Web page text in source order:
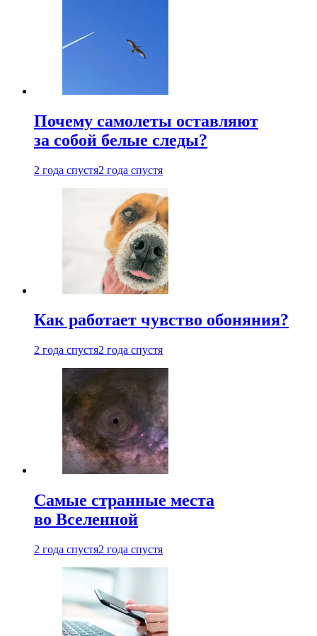
Почему самолеты оставляют
за собой белые следы?
2 года спустя2 года спустя
Как работает чувство обоняния?
2 года спустя2 года спустя
Самые странные места
во Вселенной
2 года спустя2 года спустя